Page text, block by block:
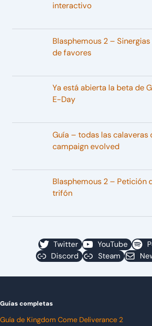
interactivo
Blasphemous 2 –
de favores
Ya está abierta la beta de
E-Day
Guía – todas las calaveras
campaign evolved
Blasphemous 2 – Petición
trifón
Twitter YouTube
Discord
Steam
Guías completas
Guía de Kingdom Come Deliverance 2